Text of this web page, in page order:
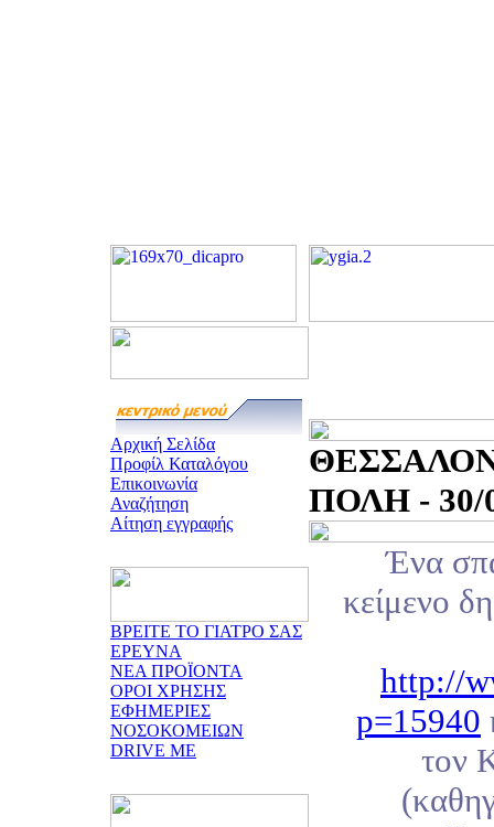
Αρχική Σελίδα
Προφίλ Καταλόγου
Επικοινωνία
Αναζήτηση
Αίτηση εγγραφής
ΒΡΕΙΤΕ ΤΟ ΓΙΑΤΡΟ ΣΑΣ
ΕΡΕΥΝΑ
ΝΕΑ ΠΡΟΪΟΝΤΑ
ΟΡΟΙ ΧΡΗΣΗΣ
ΕΦΗΜΕΡΙΕΣ
ΝΟΣΟΚΟΜΕΙΩΝ
DRIVE ME
ΠΟΛΗ - 30/
Ένα
κείμενο
http://
p=15940
τον